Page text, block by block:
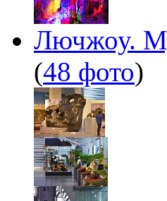
Лючжоу.
(48 фото)